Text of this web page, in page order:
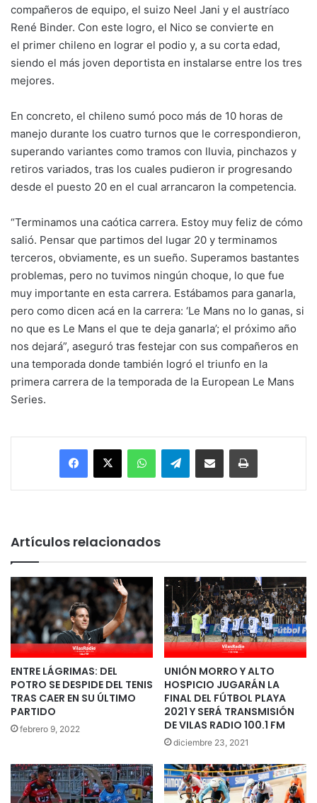
compañeros de equipo, el suizo Neel Jani y el austríaco
René Binder. Con este logro, el Nico se convierte en
el primer chileno en lograr el podio y, a su corta edad,
siendo el más joven deportista en instalarse entre los tres
mejores.
En concreto, el chileno sumó poco más de 10 horas de
manejo durante los cuatro turnos que le correspondieron,
superando variantes como tramos con lluvia, pinchazos y
retiros variados, tras los cuales pudieron ir progresando
desde el puesto 20 en el cual arrancaron la competencia.
“Terminamos una caótica carrera. Estoy muy feliz de cómo
salió. Pensar que partimos del lugar 20 y terminamos
terceros, obviamente, es un sueño. Superamos bastantes
problemas, pero no tuvimos ningún choque, lo que fue
muy importante en esta carrera. Estábamos para ganarla,
pero como dicen acá en la carrera: ‘Le Mans no lo ganas, si
no que es Le Mans el que te deja ganarla’; el próximo año
nos dejará”, aseguró tras festejar con sus compañeros en
una temporada donde también logró el triunfo en la
primera carrera de la temporada de la European Le Mans
Series.
Facebook
X WhatsAppTelegramEnviar vía email Imprimir
Artículos relacionados
ENTRE LÁGRIMAS: DEL
POTRO SE DESPIDE DEL TENIS
TRAS CAER EN SU ÚLTIMO
PARTIDO
febrero 9, 2022
UNIÓN MORRO Y ALTO
HOSPICIO JUGARÁN LA
FINAL DEL FÚTBOL PLAYA
2021 Y SERÁ TRANSMISIÓN
DE VILAS RADIO 100.1 FM
diciembre 23, 2021